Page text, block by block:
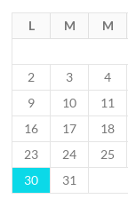
L M M
2
3 4
9
10 11
16
17 18
23
24 25
30
31